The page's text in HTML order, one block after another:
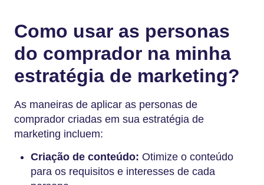
Como usar as personas
do comprador na minha
estratégia de marketing?
As maneiras de aplicar as personas de
comprador criadas em sua estratégia de
marketing incluem:
Criação de conteúdo: Otimize o conteúdo
para os requisitos e interesses de cada